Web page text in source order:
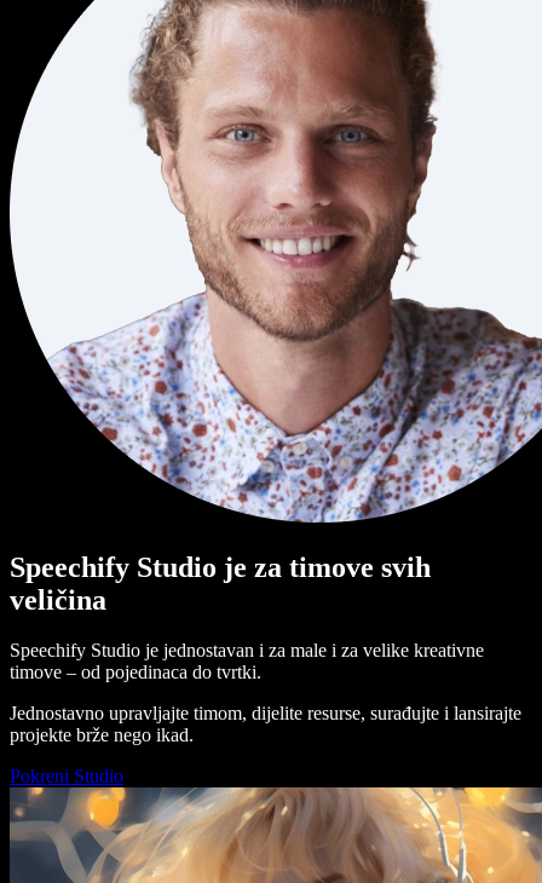
Speechify Studio je za timove svih
veličina
Speechify Studio je jednostavan i za male i za velike kreativne
timove – od pojedinaca do tvrtki.
Jednostavno upravljajte timom, dijelite resurse, surađujte i lansirajte
projekte brže nego ikad.
Pokreni Studio